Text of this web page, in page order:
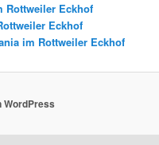
Rottweiler Eckhof
Eckhof
im Rottweiler Eckhof
WordPress